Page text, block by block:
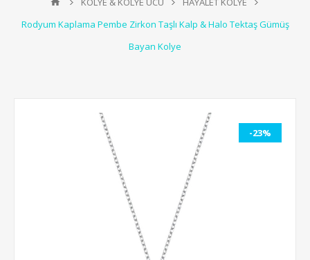
Rodyum Kaplama Pembe Zirkon Taşlı Kalp & Halo Tektaş Gümüş
Bayan Kolye
-23%